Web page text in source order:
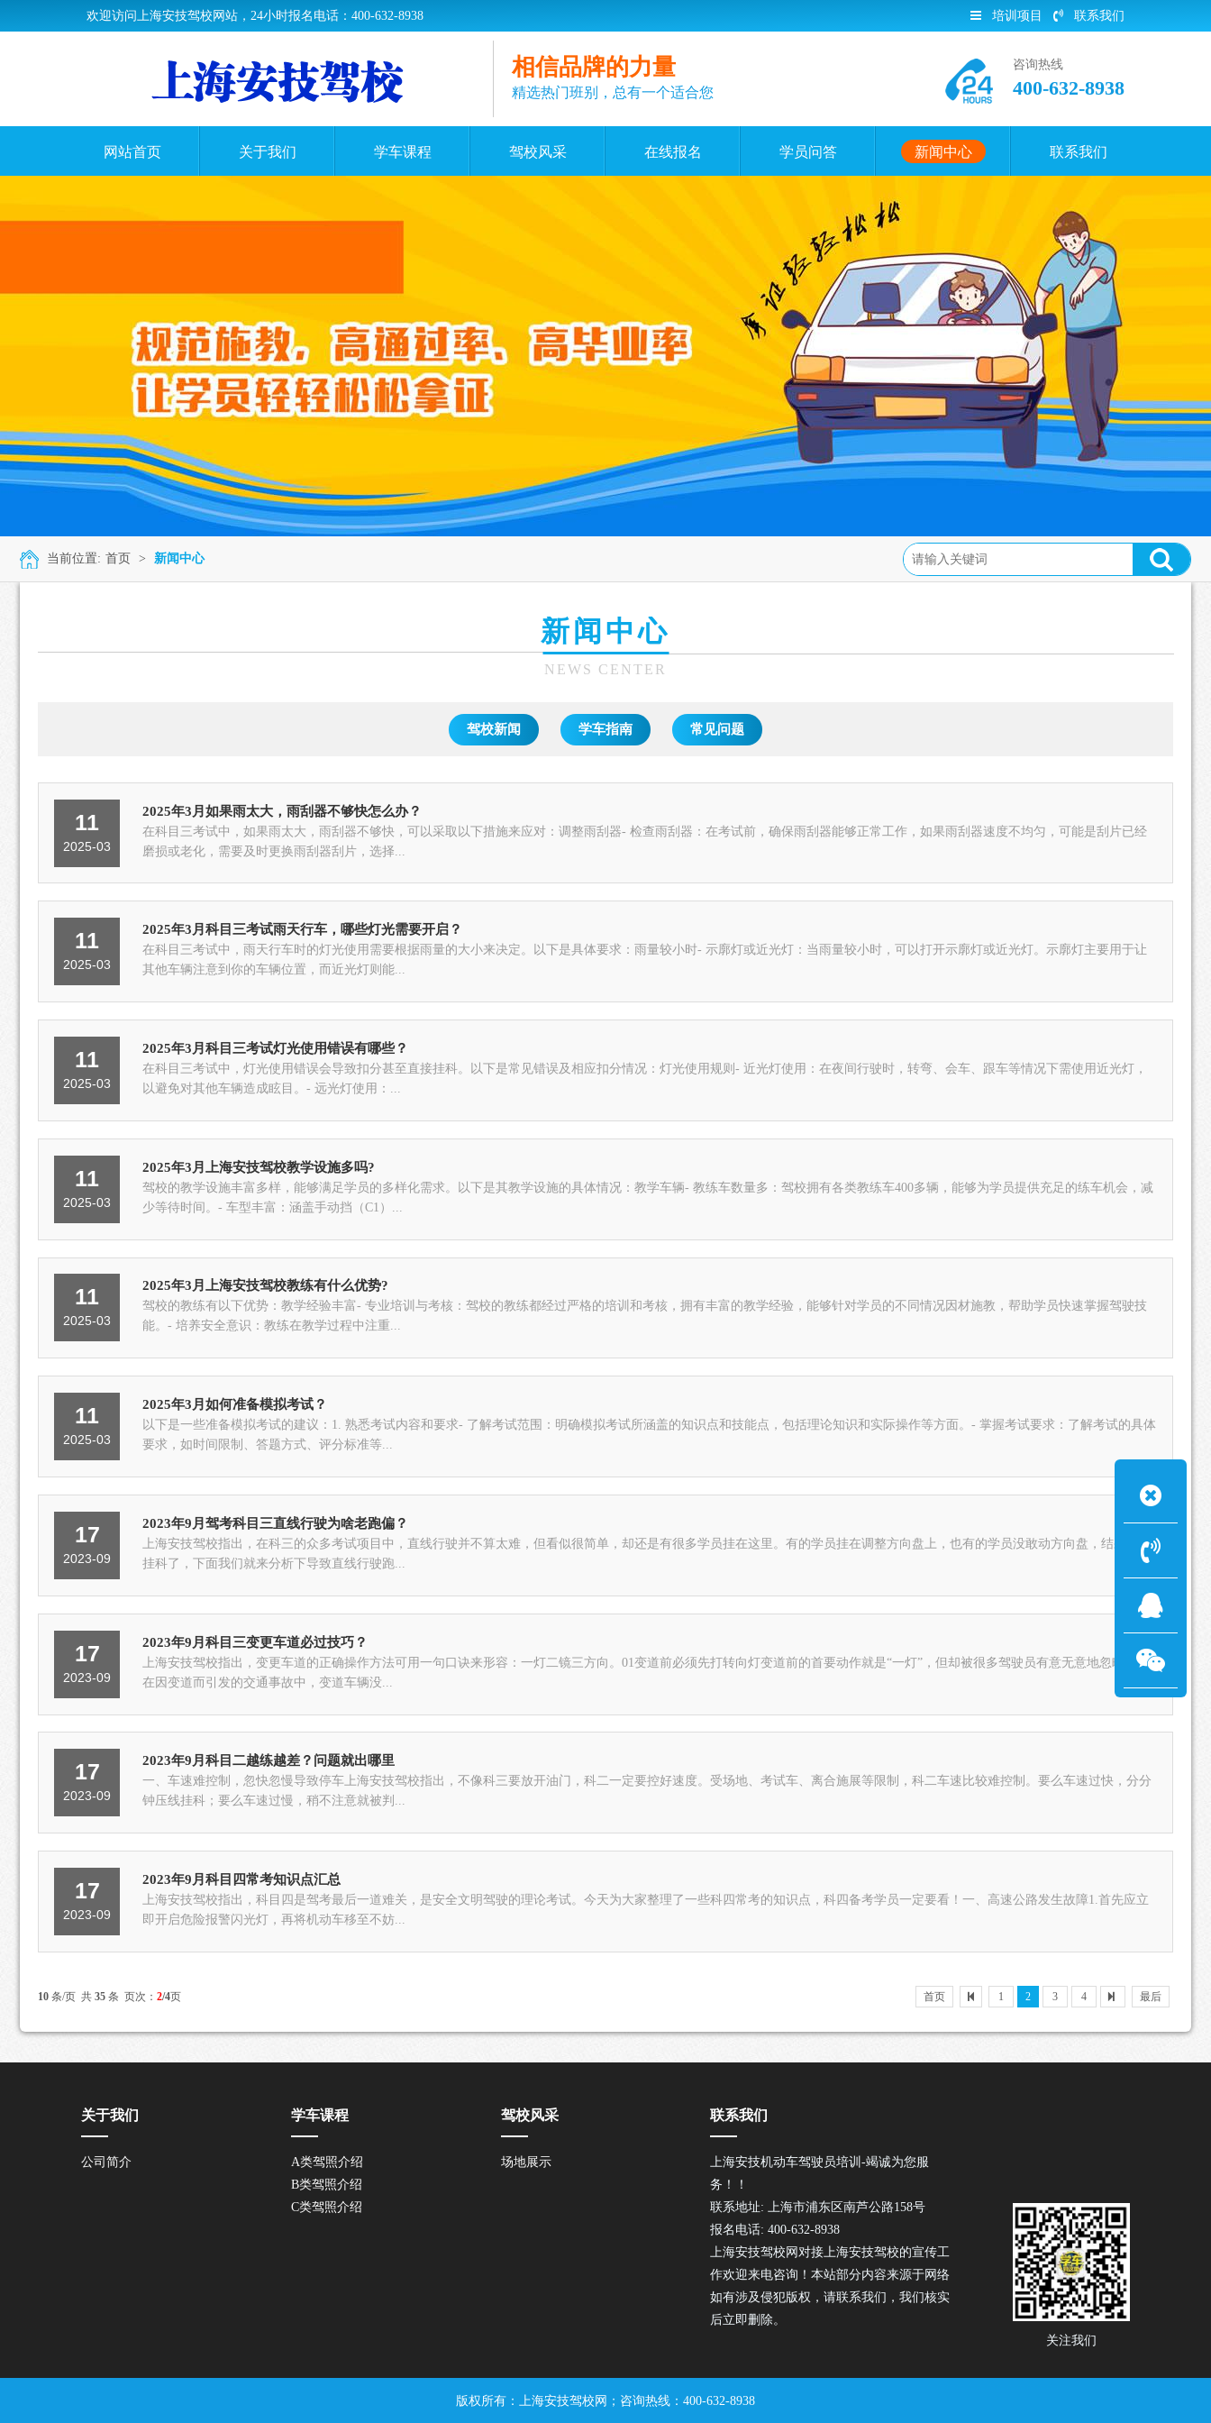
欢迎访问上海安技驾校网站，24小时报名电话：400-632-8938 培训项目 联系我们
相信品牌的力量
精选热门班别，总有一个适合您
咨询热线
400-632-8938
网站首页 关于我们 学车课程 驾校风采 在线报名 学员问答 新闻中心 联系我们
当前位置: 首页 > 新闻中心
新闻中心
NEWS CENTER
驾校新闻 学车指南 常见问题
11
2025-03
2025年3月如果雨太大，雨刮器不够快怎么办？
在科目三考试中，如果雨太大，雨刮器不够快，可以采取以下措施来应对：调整雨刮器- 检查雨刮器：在考试前，确保雨刮器能够正常工作，如果雨刮器速度不均匀，可能是刮片已经
磨损或老化，需要及时更换雨刮器刮片，选择...
11
2025-03
2025年3月科目三考试雨天行车，哪些灯光需要开启？
在科目三考试中，雨天行车时的灯光使用需要根据雨量的大小来决定。以下是具体要求：雨量较小时- 示廓灯或近光灯：当雨量较小时，可以打开示廓灯或近光灯。示廓灯主要用于让
其他车辆注意到你的车辆位置，而近光灯则能...
11
2025-03
2025年3月科目三考试灯光使用错误有哪些？
在科目三考试中，灯光使用错误会导致扣分甚至直接挂科。以下是常见错误及相应扣分情况：灯光使用规则- 近光灯使用：在夜间行驶时，转弯、会车、跟车等情况下需使用近光灯，
以避免对其他车辆造成眩目。- 远光灯使用：...
11
2025-03
2025年3月上海安技驾校教学设施多吗?
驾校的教学设施丰富多样，能够满足学员的多样化需求。以下是其教学设施的具体情况：教学车辆- 教练车数量多：驾校拥有各类教练车400多辆，能够为学员提供充足的练车机会，减
少等待时间。- 车型丰富：涵盖手动挡（C1）...
11
2025-03
2025年3月上海安技驾校教练有什么优势?
驾校的教练有以下优势：教学经验丰富- 专业培训与考核：驾校的教练都经过严格的培训和考核，拥有丰富的教学经验，能够针对学员的不同情况因材施教，帮助学员快速掌握驾驶技
能。- 培养安全意识：教练在教学过程中注重...
11
2025-03
2025年3月如何准备模拟考试？
以下是一些准备模拟考试的建议：1. 熟悉考试内容和要求- 了解考试范围：明确模拟考试所涵盖的知识点和技能点，包括理论知识和实际操作等方面。- 掌握考试要求：了解考试的具体
要求，如时间限制、答题方式、评分标准等...
17
2023-09
2023年9月驾考科目三直线行驶为啥老跑偏？
上海安技驾校指出，在科三的众多考试项目中，直线行驶并不算太难，但看似很简单，却还是有很多学员挂在这里。有的学员挂在调整方向盘上，也有的学员没敢动方向盘，结果还是
挂科了，下面我们就来分析下导致直线行驶跑...
17
2023-09
2023年9月科目三变更车道必过技巧？
上海安技驾校指出，变更车道的正确操作方法可用一句口诀来形容：一灯二镜三方向。01变道前必须先打转向灯变道前的首要动作就是“一灯”，但却被很多驾驶员有意无意地忽略了。
在因变道而引发的交通事故中，变道车辆没...
17
2023-09
2023年9月科目二越练越差？问题就出哪里
一、车速难控制，忽快忽慢导致停车上海安技驾校指出，不像科三要放开油门，科二一定要控好速度。受场地、考试车、离合施展等限制，科二车速比较难控制。要么车速过快，分分
钟压线挂科；要么车速过慢，稍不注意就被判...
17
2023-09
2023年9月科目四常考知识点汇总
上海安技驾校指出，科目四是驾考最后一道难关，是安全文明驾驶的理论考试。今天为大家整理了一些科四常考的知识点，科四备考学员一定要看！一、高速公路发生故障1.首先应立
即开启危险报警闪光灯，再将机动车移至不妨...
10条/页 共 35条 页次： 2/4页 首页 1 2 3 4 最后
关于我们
公司简介
学车课程
A类驾照介绍
B类驾照介绍
C类驾照介绍
驾校风采
场地展示
关注我们
联系我们
上海安技机动车驾驶员培训-竭诚为您服
务！！
联系地址: 上海市浦东区南芦公路158号
报名电话: 400-632-8938
上海安技驾校网对接上海安技驾校的宣传工
作欢迎来电咨询！本站部分内容来源于网络
如有涉及侵犯版权，请联系我们，我们核实
后立即删除。
版权所有：上海安技驾校网；咨询热线：400-632-8938